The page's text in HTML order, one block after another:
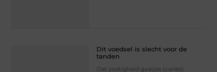
Dit voedsel is slecht voor de
tanden
Dat zoetigheid gaatjes (cariës)